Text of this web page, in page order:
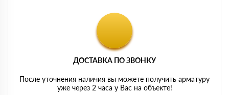
ДОСТАВКА ПО ЗВОНКУ
После уточнения наличия вы можете получить арматуру
уже через 2 часа у Вас на объекте!